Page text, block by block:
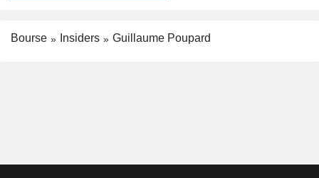
Bourse Insiders Guillaume Poupard